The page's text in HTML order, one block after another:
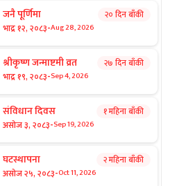
जनै पूर्णिमा
भाद्र १२, २०८३-Aug 28, 2026
२० दिन बाँकी
श्रीकृष्ण जन्माष्टमी व्रत
भाद्र १९, २०८३-Sep 4, 2026
२७ दिन बाँकी
संविधान दिवस
असोज ३, २०८३-Sep 19, 2026
१ महिना बाँकी
घटस्थापना
असोज २५, २०८३-Oct 11, 2026
२ महिना बाँकी